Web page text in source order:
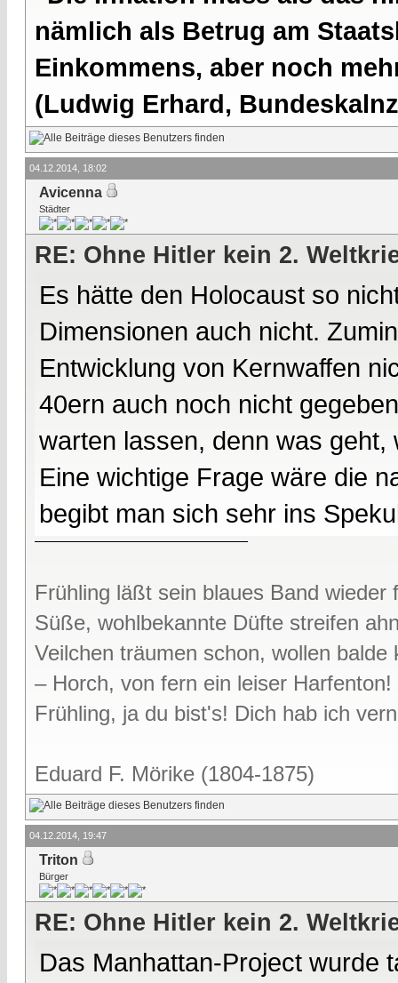
nämlich als Betrug am
Einkommens, aber noch
(Ludwig Erhard,
04.12.2014, 18:02
Avicenna
Städter
RE: Ohne Hitler kein 2.
Es hätte den Holocaust so
Dimensionen auch nicht.
Entwicklung von Kernwaffen
40ern auch noch nicht
warten lassen, denn was
Eine wichtige Frage wäre die
begibt man sich sehr ins
Frühling läßt sein blaues Band wieder
Süße, wohlbekannte Düfte streifen
Veilchen träumen schon, wollen balde
– Horch, von fern ein leiser Harfenton!
Frühling, ja du bist's! Dich hab ich
Eduard F. Mörike (1804-1875)
04.12.2014, 19:47
Triton
Bürger
RE: Ohne Hitler kein 2.
Das Manhattan-Project wurde